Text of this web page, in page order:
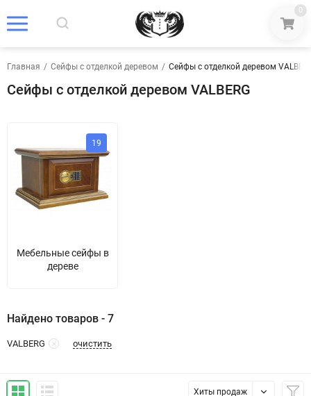
0
Главная / Сейфы с отделкой деревом / Сейфы с отделкой деревом
Сейфы с отделкой деревом VALBERG
Мебельные сейфы в
дереве
19
Найдено товаров - 7
VALBERG очистить
Хиты продаж